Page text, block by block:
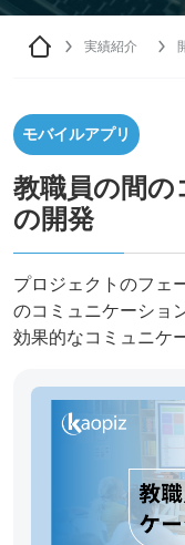
実績紹介
モバイルアプリ
教職員の間
の開発
プロジェクトのフェ
のコミュニケーショ
効果的なコミュニケ